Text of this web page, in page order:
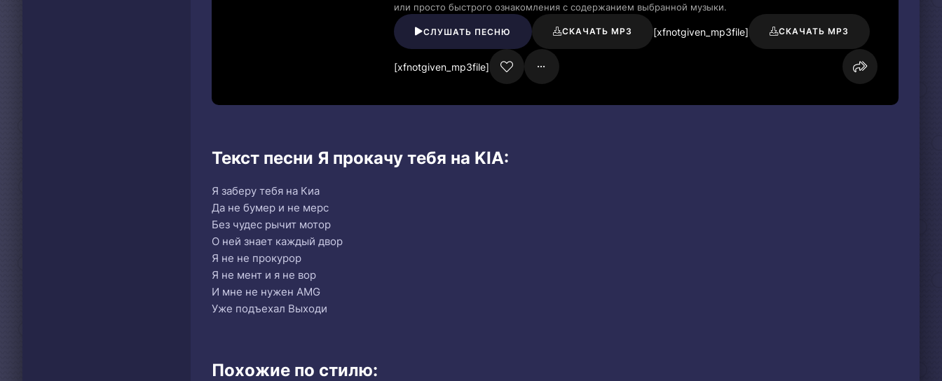
или просто быстрого ознакомления с содержанием выбранной музыки.
СЛУШАТЬ ПЕСНЮ СКАЧАТЬ MP3 [xfnotgiven_mp3file] СКАЧАТЬ MP3
[xfnotgiven_mp3file]
Текст песни Я прокачу тебя на KIA:
Я заберу тебя на Киа
Да не бумер и не мерс
Без чудес рычит мотор
О ней знает каждый двор
Я не не прокурор
Я не мент и я не вор
И мне не нужен AMG
Уже подъехал Выходи
Похожие по стилю: